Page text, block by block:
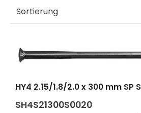
HY4 2.15/1.8/2.0 x 300 mm SP S
SH4S21300S0020